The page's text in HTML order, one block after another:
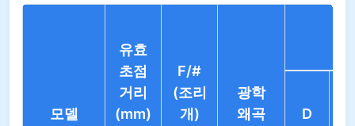
모델
유효
초점
거리
(mm)
F/#
(조리
개)
광학
왜곡
D